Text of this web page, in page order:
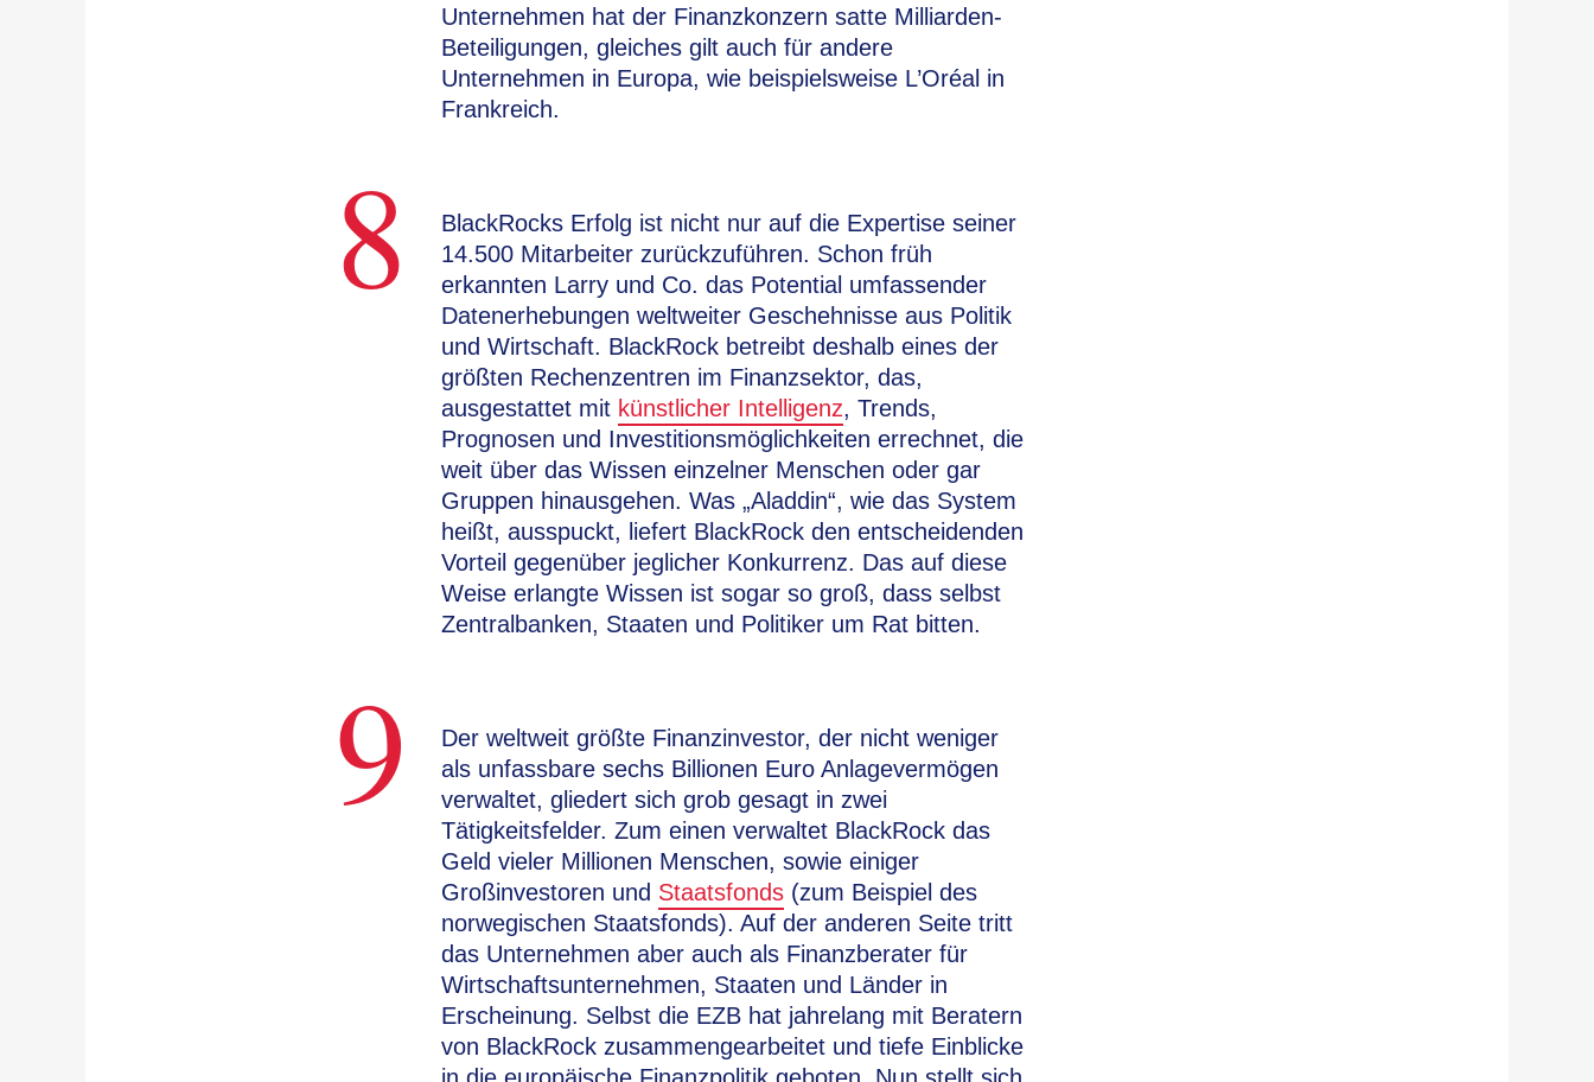
Unternehmen hat der Finanzkonzern satte Milliarden-
Beteiligungen, gleiches gilt auch für andere
Unternehmen in Europa, wie beispielsweise L’Oréal in
Frankreich.
8
BlackRocks Erfolg ist nicht nur auf die Expertise seiner
14.500 Mitarbeiter zurückzuführen. Schon früh
erkannten Larry und Co. das Potential umfassender
Datenerhebungen weltweiter Geschehnisse aus Politik
und Wirtschaft. BlackRock betreibt deshalb eines der
größten Rechenzentren im Finanzsektor, das,
ausgestattet mit künstlicher Intelligenz, Trends,
Prognosen und Investitionsmöglichkeiten errechnet, die
weit über das Wissen einzelner Menschen oder gar
Gruppen hinausgehen. Was „Aladdin“, wie das System
heißt, ausspuckt, liefert BlackRock den entscheidenden
Vorteil gegenüber jeglicher Konkurrenz. Das auf diese
Weise erlangte Wissen ist sogar so groß, dass selbst
Zentralbanken, Staaten und Politiker um Rat bitten.
9
Der weltweit größte Finanzinvestor, der nicht weniger
als unfassbare sechs Billionen Euro Anlagevermögen
verwaltet, gliedert sich grob gesagt in zwei
Tätigkeitsfelder. Zum einen verwaltet BlackRock das
Geld vieler Millionen Menschen, sowie einiger
Großinvestoren und Staatsfonds (zum Beispiel des
norwegischen Staatsfonds). Auf der anderen Seite tritt
das Unternehmen aber auch als Finanzberater für
Wirtschaftsunternehmen, Staaten und Länder in
Erscheinung. Selbst die EZB hat jahrelang mit Beratern
von BlackRock zusammengearbeitet und tiefe Einblicke